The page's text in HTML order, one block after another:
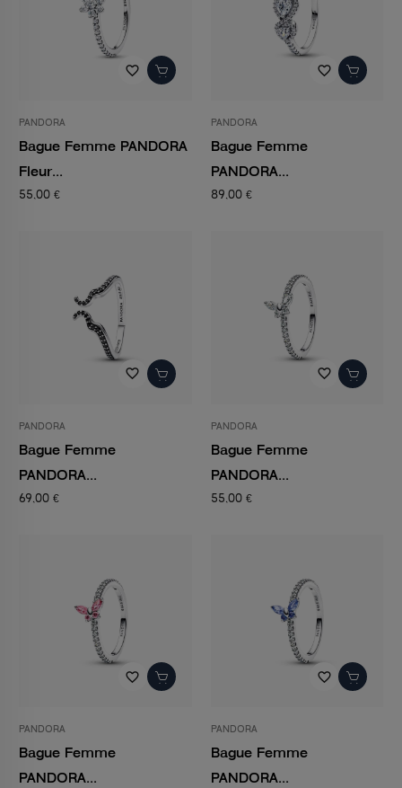
favorite_border
PANDORA
Bague Femme PANDORA
Fleur...
55,00 €
favorite_border
PANDORA
Bague Femme
PANDORA...
89,00 €
favorite_border
PANDORA
Bague Femme
PANDORA...
69,00 €
favorite_border
PANDORA
Bague Femme
PANDORA...
55,00 €
favorite_border
PANDORA
Bague Femme
PANDORA...
favorite_border
PANDORA
Bague Femme
PANDORA...